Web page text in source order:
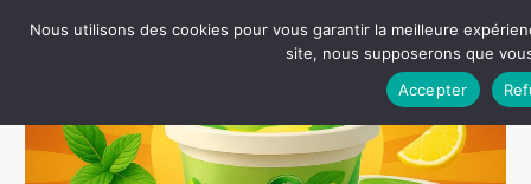
Nous utilisons des cookies pour vous garantir la meilleure
site, nous supposerons que
Accepter